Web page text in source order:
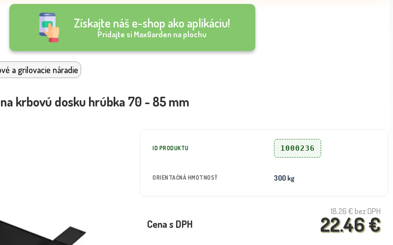
Získajte náš e-shop ako aplikáciu!
Pridajte si MaxGarden na plochu
a grilovacie náradie
krbovú dosku hrúbka 70 - 85 mm
ID PRODUKTU 1000236
ORIENTAČNÁ HMOTNOSŤ 300 kg
18.26 € bez DPH
22.46 €
Cena s DPH